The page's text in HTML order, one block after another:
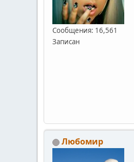
Сообщения: 16,561
Записан
Любомир